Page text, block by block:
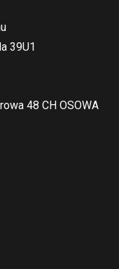
39U1
48 CH OSOWA